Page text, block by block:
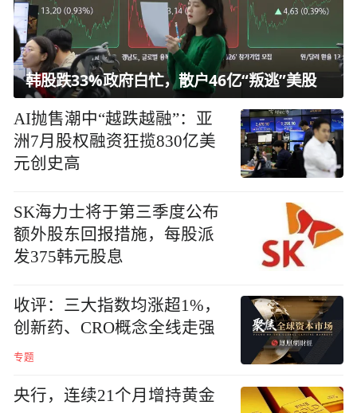
韩股跌33%政府白忙，散户46亿“叛逃”美股
AI抛售潮中“越跌越融”：亚
洲7月股权融资狂揽830亿美
元创史高
SK海力士将于第三季度公布
额外股东回报措施，每股派
发375韩元股息
收评：三大指数均涨超1%，
创新药、CRO概念全线走强
专题
央行，连续21个月增持黄金